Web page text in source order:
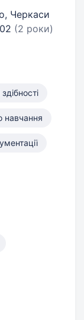
Черкаси
(2 роки)
навчання